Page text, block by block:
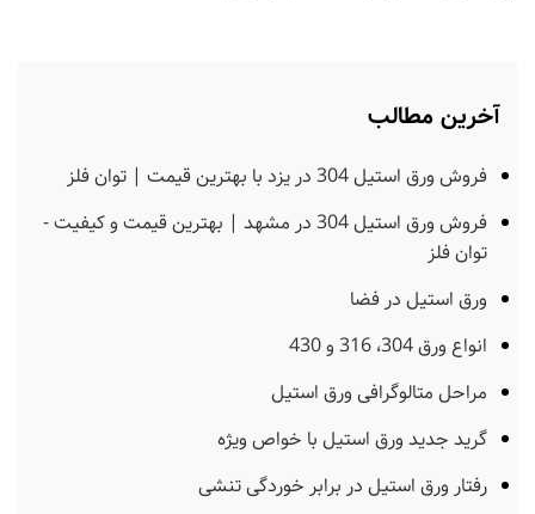
آخرین مطالب
فروش ورق استیل 304 در یزد با بهترین قیمت | توان فلز
فروش ورق استیل 304 در مشهد | بهترین قیمت و کیفیت -
توان فلز
ورق استیل در فضا
انواع ورق 304، 316 و 430
مراحل متالوگرافی ورق استیل
گرید جدید ورق استیل با خواص ویژه
رفتار ورق استیل در برابر خوردگی تنشی